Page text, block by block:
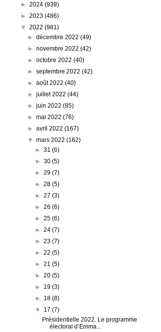
► 2024 (939)
► 2023 (486)
▼ 2022 (981)
►décembre 2022(49)
►novembre 2022(42)
►octobre 2022(40)
►septembre 2022(42)
►août 2022(40)
►juillet 2022(44)
►juin 2022(85)
►mai 2022(76)
►avril 2022(167)
▼mars 2022(162)
► 31 (6)
► 30 (5)
► 29 (7)
► 28 (5)
► 27 (3)
► 26 (6)
► 25 (6)
► 24 (7)
► 23 (7)
► 22 (5)
► 21 (5)
► 20 (5)
► 19 (3)
► 18 (8)
▼ 17 (7)
Présidentielle 2022. Le programme
électoral d’Emma...